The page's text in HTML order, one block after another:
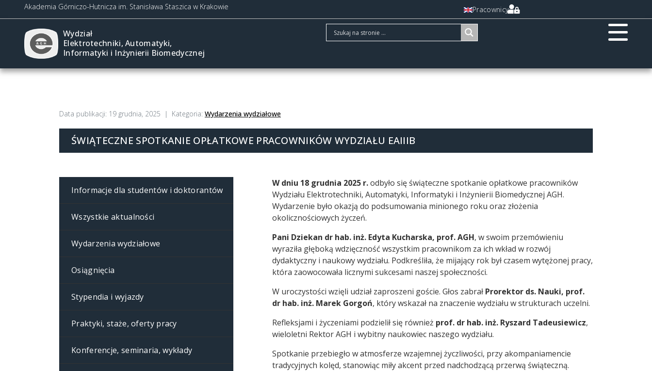
Akademia Górniczo-Hutnicza im. Stanisława Staszica w Krakowie Pracownicy
Wydział
Elektrotechniki, Automatyki,
Informatyki i Inżynierii Biomedycznej
Data publikacji: 19 grudnia, 2025 Kategoria: Wydarzenia wydziałowe
ŚWIĄTECZNE SPOTKANIE OPŁATKOWE PRACOWNIKÓW WYDZIAŁU EAIIIB
Informacje dla studentów i doktorantów
Wszystkie aktualności
Wydarzenia wydziałowe
Osiągnięcia
Stypendia i wyjazdy
Praktyki, staże, oferty pracy
Konferencje, seminaria, wykłady
W dniu 18 grudnia 2025 r.odbyło się świąteczne spotkanie opłatkowe pracowników
Wydziału Elektrotechniki, Automatyki, Informatyki i Inżynierii Biomedycznej AGH.
Wydarzenie było okazją do podsumowania minionego roku oraz złożenia
okolicznościowych życzeń.
Pani Dziekan dr hab. inż. Edyta Kucharska, prof. AGH, w swoim przemówieniu
wyraziła głęboką wdzięczność wszystkim pracownikom za ich wkład w rozwój
dydaktyczny i naukowy wydziału. Podkreśliła, że mijający rok był czasem wytężonej pracy,
która zaowocowała licznymi sukcesami naszej społeczności.
W uroczystości wzięli udział zaproszeni goście. Głos zabrał Prorektor ds. Nauki, prof.
dr hab. inż. Marek Gorgoń, który wskazał na znaczenie wydziału w strukturach uczelni.
Refleksjami i życzeniami podzielił się również prof. dr hab. inż. Ryszard Tadeusiewicz,
wieloletni Rektor AGH i wybitny naukowiec naszego wydziału.
Spotkanie przebiegło w atmosferze wzajemnej życzliwości, przy akompaniamencie
tradycyjnych kolęd, stanowiąc miły akcent przed nadchodzącą przerwą świąteczną.